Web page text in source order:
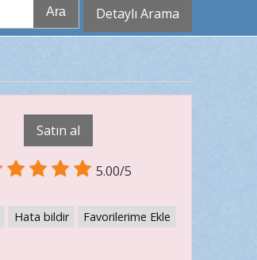
Detaylı Arama
Ara
Satın al
5.00/5
Hata bildir Favorilerime Ekle